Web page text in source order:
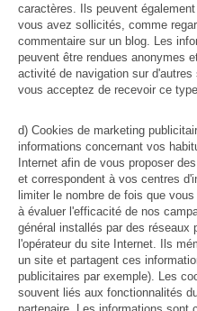
caractères. Ils peuvent
vous avez sollicités, comme
commentaire sur un blog. Les
peuvent être rendues anonymes
activité de navigation sur
vous acceptez de recevoir ce
d) Cookies de marketing
informations concernant vos
Internet afin de vous proposer
et correspondent à vos centres
limiter le nombre de fois que
à évaluer l'efficacité de nos
général installés par des réseaux
l'opérateur du site Internet. Ils
un site et partagent ces
publicitaires par exemple). Les
souvent liés aux fonctionnalités